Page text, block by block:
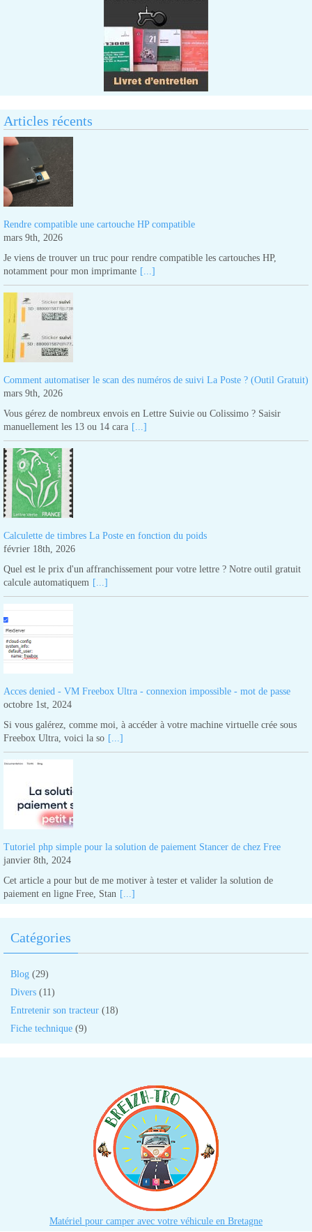
Articles récents
Rendre compatible une cartouche HP compatible
mars 9th, 2026
Je viens de trouver un truc pour rendre compatible les cartouches HP,
notamment pour mon imprimante [...]
Comment automatiser le scan des numéros de suivi La Poste ? (Outil Gratuit)
mars 9th, 2026
Vous gérez de nombreux envois en Lettre Suivie ou Colissimo ? Saisir
manuellement les 13 ou 14 cara [...]
Calculette de timbres La Poste en fonction du poids
février 18th, 2026
Quel est le prix d'un affranchissement pour votre lettre ? Notre outil gratuit
calcule automatiquem [...]
Acces denied - VM Freebox Ultra - connexion impossible - mot de passe
octobre 1st, 2024
Si vous galérez, comme moi, à accéder à votre machine virtuelle crée sous
Freebox Ultra, voici la so [...]
Tutoriel php simple pour la solution de paiement Stancer de chez Free
janvier 8th, 2024
Cet article a pour but de me motiver à tester et valider la solution de
paiement en ligne Free, Stan [...]
Catégories
Blog (29)
Divers (11)
Entretenir son tracteur (18)
Fiche technique (9)
Matériel pour camper avec votre véhicule en Bretagne